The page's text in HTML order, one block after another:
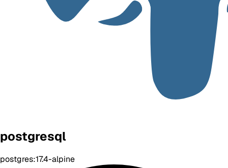
postgresql
postgres:17.4-alpine